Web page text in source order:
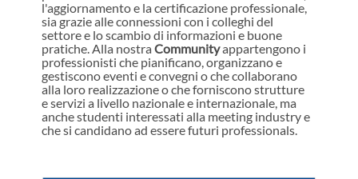
l'aggiornamento e la certificazione professionale,
sia grazie alle connessioni con i colleghi del
settore e lo scambio di informazioni e buone
pratiche. Alla nostraCommunityappartengono i
professionisti che pianificano, organizzano e
gestiscono eventi e convegni o che collaborano
alla loro realizzazione o che forniscono strutture
e servizi a livello nazionale e internazionale, ma
anche studenti interessati alla meeting industry e
che si candidano ad essere futuri professionals.